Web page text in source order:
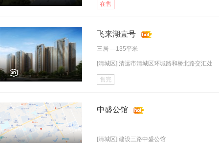
在售
飞来湖壹号
三居 —135平米
[清城区] 清远市清城区环城路和桥北路交汇处
售完
中盛公馆
[清城区] 建设三路中盛公馆